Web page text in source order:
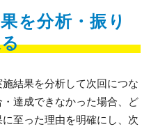
を分析・振り
結果を分析して次回につな
達成できなかった場合、ど
至った理由を明確にし、次